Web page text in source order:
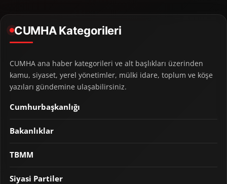
CUMHA Kategorileri
CUMHA ana haber kategorileri ve alt başlıkları üzerinden
kamu, siyaset, yerel yönetimler, mülki idare, toplum ve köşe
yazıları gündemine ulaşabilirsiniz.
Cumhurbaşkanlığı
Bakanlıklar
TBMM
Siyasi Partiler